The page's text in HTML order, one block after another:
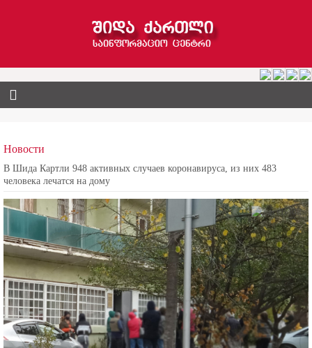
Новости
В Шида Картли 948 активных случаев коронавируса, из них 483
человека лечатся на дому